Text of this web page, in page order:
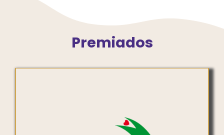
Premiados